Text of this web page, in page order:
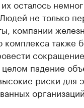
осталось
не только
компании
комплекса также
целом падение
риски для
организаций.